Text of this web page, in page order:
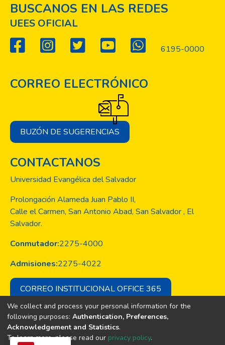
BUSCANOS EN LAS REDES
UEES OFICIAL
6195-0000
CORREO ELECTRÓNICO
BUZÓN DE SUGERENCIAS
CONTACTANOS
Universidad Evangélica del Salvador
Prolongación Alameda Juan Pablo II,
Calle el Carmen, San Antonio Abad, San Salvador , El
Salvador.
Conmutador:2275-4000
Admisiones:2275-4022
CORREO INSTITUCIONAL OFFICE 365
Copyright © Todos los derechos son
de la Universidad Evangélica de El
We collect and process your personal information for the
following purposes: Authentication, Preferences,
Acknowledgement and Statistics.
To learn more, please read our privacy policy.